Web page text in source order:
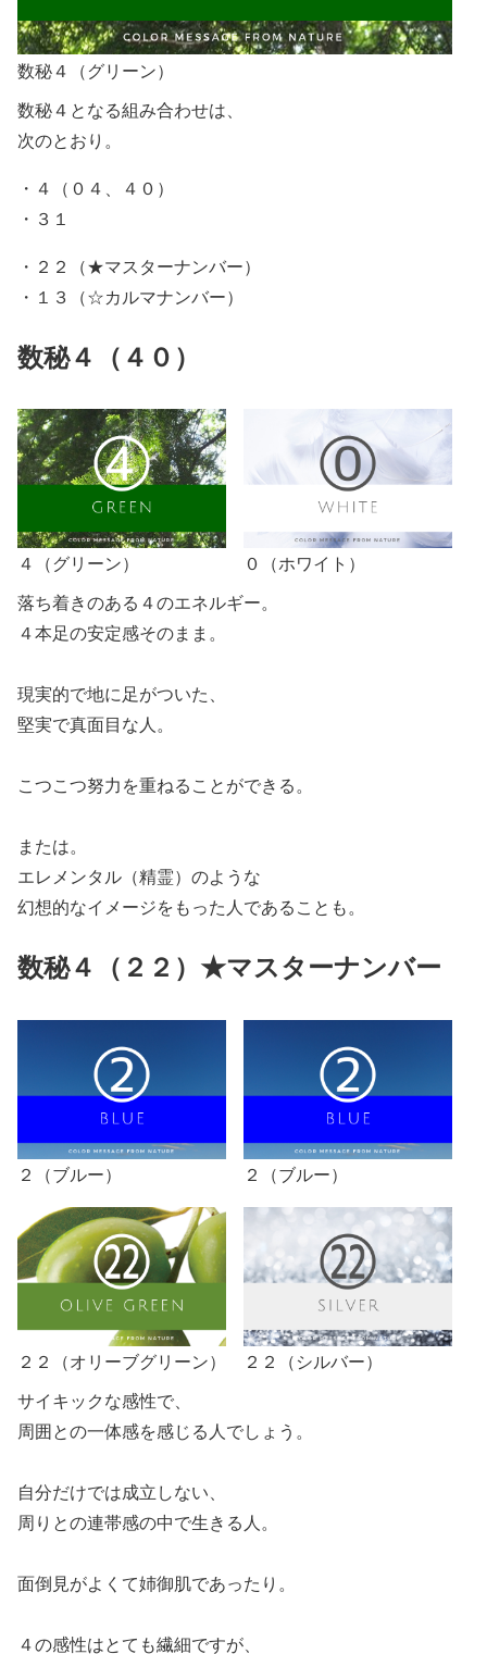
数秘４（グリーン）
数秘４となる組み合わせは、
次のとおり。
・４（０４、４０）
・３１
・２２（★マスターナンバー）
・１３（☆カルマナンバー）
数秘４（４０）
４（グリーン）
０（ホワイト）
落ち着きのある４のエネルギー。
４本足の安定感そのまま。
現実的で地に足がついた、
堅実で真面目な人。
こつこつ努力を重ねることができる。
または。
エレメンタル（精霊）のような
幻想的なイメージをもった人であることも。
数秘４（２２）★マスターナンバー
２（ブルー） ２（ブルー）
２２（オリーブグリーン）
２２（シルバー）
サイキックな感性で、
周囲との一体感を感じる人でしょう。
自分だけでは成立しない、
周りとの連帯感の中で生きる人。
面倒見がよくて姉御肌であったり。
４の感性はとても繊細ですが、